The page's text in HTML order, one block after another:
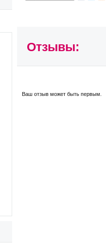
Отзывы:
Ваш отзыв может быть первым.